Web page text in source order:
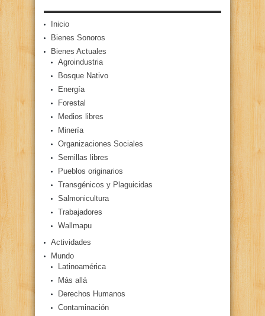
Inicio
Bienes Sonoros
Bienes Actuales
Agroindustria
Bosque Nativo
Energía
Forestal
Medios libres
Minería
Organizaciones Sociales
Semillas libres
Pueblos originarios
Transgénicos y Plaguicidas
Salmonicultura
Trabajadores
Wallmapu
Actividades
Mundo
Latinoamérica
Más allá
Derechos Humanos
Contaminación